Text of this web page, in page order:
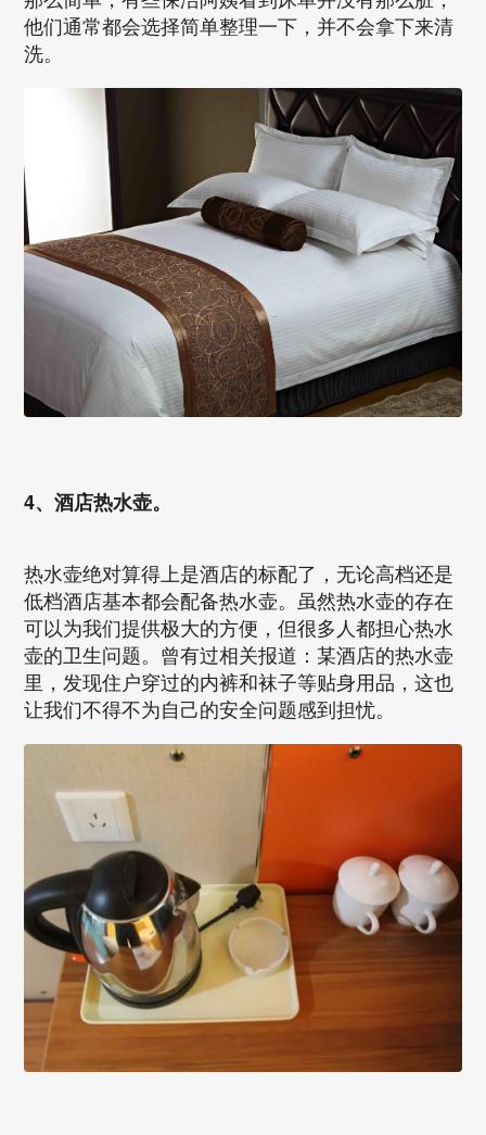
他们通常都会选择简单整理一下，并不会拿下来清
洗。
4、酒店热水壶。
热水壶绝对算得上是酒店的标配了，无论高档还是
低档酒店基本都会配备热水壶。虽然热水壶的存在
可以为我们提供极大的方便，但很多人都担心热水
壶的卫生问题。曾有过相关报道：某酒店的热水壶
里，发现住户穿过的内裤和袜子等贴身用品，这也
让我们不得不为自己的安全问题感到担忧。